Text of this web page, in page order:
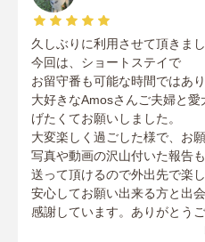
久しぶりに利用させて頂きまし
今回は、ショートステイで
お留守番も可能な時間ではあ
大好きなAmosさんご夫婦と
げたくてお願いしました。
大変楽しく過ごした様で、お
写真や動画の沢山付いた報告
送って頂けるので外出先で楽
安心してお願い出来る方と出
感謝しています。ありがとうご